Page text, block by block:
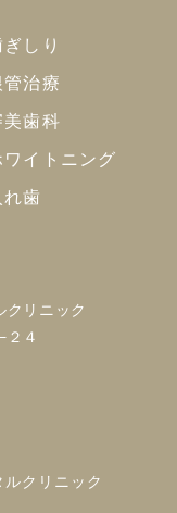
ぎしり
管治療
美歯科
ワイトニング
れ歯
クリニック
２４
クリニック